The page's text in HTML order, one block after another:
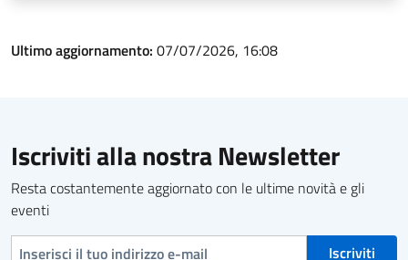
Ultimo aggiornamento: 07/07/2026, 16:08
Iscriviti alla nostra Newsletter
Resta costantemente aggiornato con le ultime novità e gli
eventi
Indirizzo e-mail